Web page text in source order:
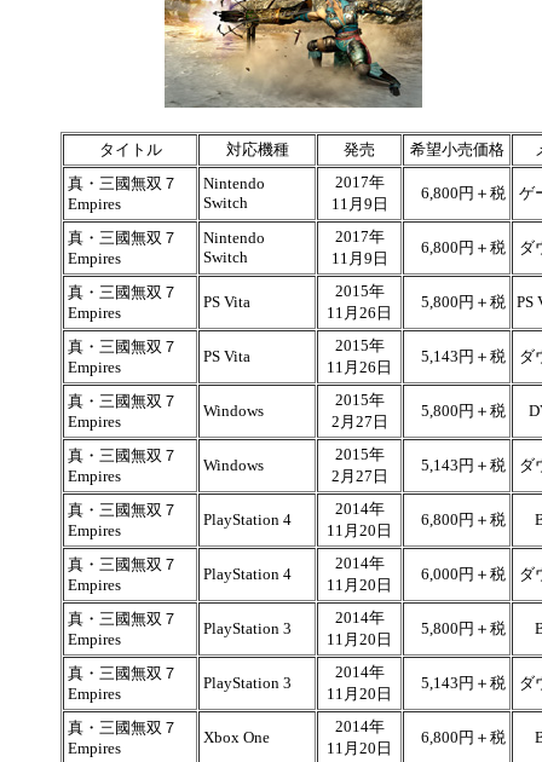
タイトル 対応機種 発売 希望小売価格
真・三國無双７
Empires
Nintendo
Switch
2017年
11月9日
6,800円＋税 ゲ
真・三國無双７
Empires
Nintendo
Switch
2017年
11月9日
6,800円＋税 ダ
真・三國無双７
Empires
PS Vita
2015年
11月26日
5,800円＋税 PS
真・三國無双７
Empires
PS Vita
2015年
11月26日
5,143円＋税 ダ
真・三國無双７
Empires
Windows
2015年
2月27日
5,800円＋税
真・三國無双７
Empires
Windows
2015年
2月27日
5,143円＋税 ダ
真・三國無双７
Empires
PlayStation 4
2014年
11月20日
6,800円＋税
真・三國無双７
Empires
PlayStation 4
2014年
11月20日
6,000円＋税 ダ
真・三國無双７
Empires
PlayStation 3
2014年
11月20日
5,800円＋税
真・三國無双７
Empires
PlayStation 3
2014年
11月20日
5,143円＋税 ダ
真・三國無双７
Empires
Xbox One
2014年
11月20日
6,800円＋税